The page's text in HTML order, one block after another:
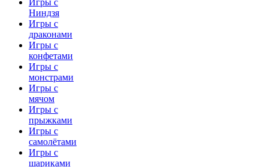
Игры с
Ниндзя
Игры с
драконами
Игры с
конфетами
Игры с
монстрами
Игры с
мячом
Игры с
прыжками
Игры с
самолётами
Игры с
шариками